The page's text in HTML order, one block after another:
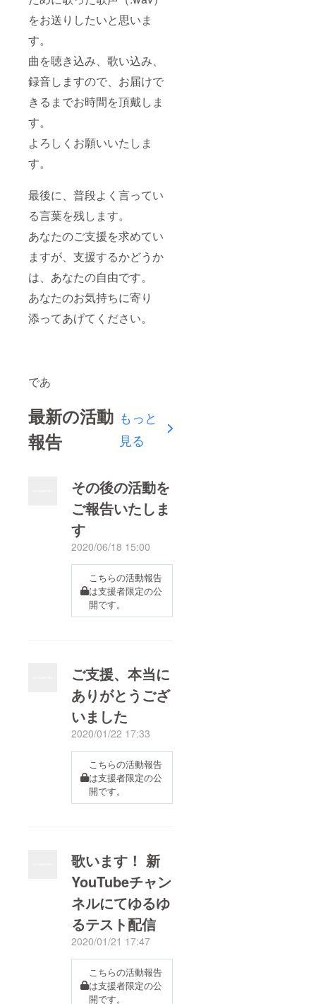
をお送りしたいと思いま
す。
曲を聴き込み、歌い込み、
録音しますので、お届けで
きるまでお時間を頂戴しま
す。
よろしくお願いいたしま
す。
最後に、普段よく言ってい
る言葉を残します。
あなたのご支援を求めてい
ますが、支援するかどうか
は、あなたの自由です。
あなたのお気持ちに寄り
添ってあげてください。
であ
最新の活動
報告
もっと
見る
その後の活動を
ご報告いたしま
す
2020/06/18 15:00
こちらの活動報告
は支援者限定の公
開です。
ご支援、本当に
ありがとうござ
いました
2020/01/22 17:33
こちらの活動報告
は支援者限定の公
開です。
歌います！ 新
YouTubeチャン
ネルにてゆるゆ
るテスト配信
2020/01/21 17:47
こちらの活動報告
は支援者限定の公
開です。